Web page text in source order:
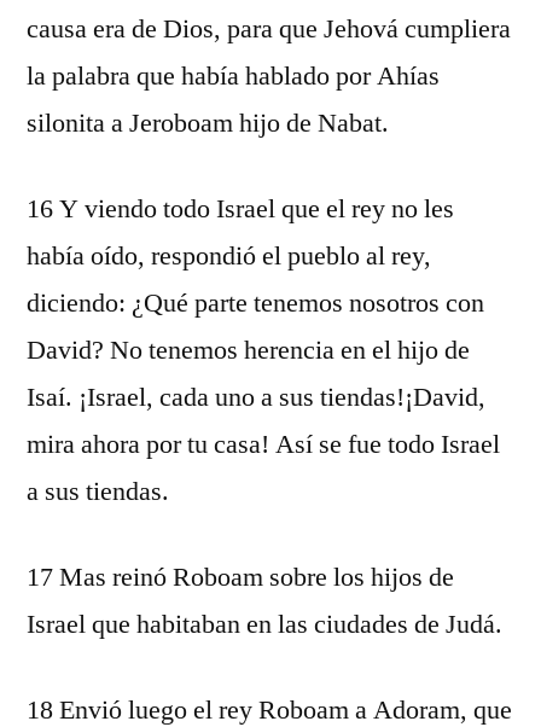
causa era de Dios, para que Jehová cumpliera
la palabra que había hablado por Ahías
silonita a Jeroboam hijo de Nabat.
16 Y viendo todo Israel que el rey no les
había oído, respondió el pueblo al rey,
diciendo: ¿Qué parte tenemos nosotros con
David? No tenemos herencia en el hijo de
Isaí. ¡Israel, cada uno a sus tiendas!¡David,
mira ahora por tu casa! Así se fue todo Israel
a sus tiendas.
17 Mas reinó Roboam sobre los hijos de
Israel que habitaban en las ciudades de Judá.
18 Envió luego el rey Roboam a Adoram, que